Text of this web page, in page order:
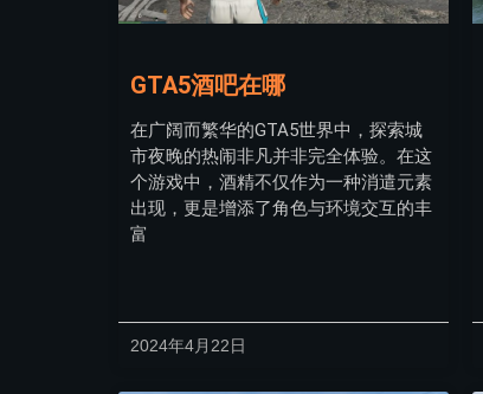
GTA5酒吧在哪
在广阔而繁华的GTA5世界中，探索城
市夜晚的热闹非凡并非完全体验。在这
个游戏中，酒精不仅作为一种消遣元素
出现，更是增添了角色与环境交互的丰
富
2024年4月22日